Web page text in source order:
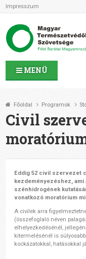
MENÜ
Impresszum
Az MTVSZ-ről
Programok
MTVSZ ügyek és események
Tagszervezetek
Támogatóink
CSATLAKOZZ
Elérhetőségeink
Adományozz!
Támogatás
Főoldal Programok
Civil
Eddig 52 civil szervezet
kezdeményezéshez, ami
szénhidrogének
vonatkozó moratórium
A civilek arra
(összefoglaló néven
elhelyezkedésénél,
kitermelésénél is
kockázatokkal, hatásokkal